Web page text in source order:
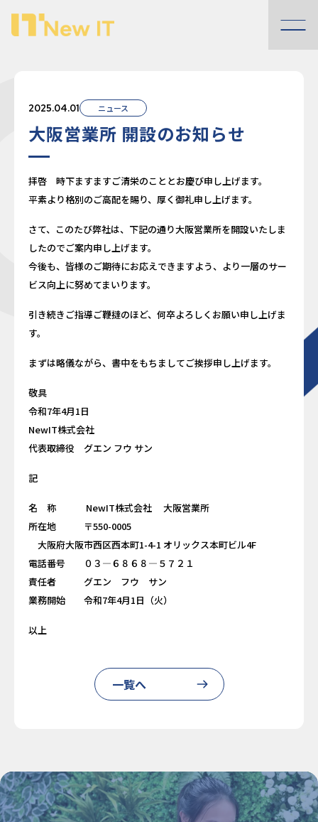
NewIT
式
会
社
2025.04.01 ニュース
大阪営業所 開設のお知らせ
拝啓 時下ますますご清栄のこととお慶び申し上げます。
平素より格別のご高配を賜り、厚く御礼申し上げます。
さて、このたび弊社は、下記の通り大阪営業所を開設いたしま
したのでご案内申し上げます。
今後も、皆様のご期待にお応えできますよう、より一層のサー
ビス向上に努めてまいります。
引き続きご指導ご鞭撻のほど、何卒よろしくお願い申し上げま
す。
まずは略儀ながら、書中をもちましてご挨拶申し上げます。
敬具
令和7年4月1日
NewIT株式会社
代表取締役 グエン フウ サン
記
名 称 NewIT株式会社 大阪営業所
所在地 〒550-0005
大阪府大阪市西区西本町1-4-1 オリックス本町ビル4F
電話番号 ０３―６８６８―５７２１
責任者 グエン フウ サン
業務開始 令和7年4月1日（火）
以上
一覧へ